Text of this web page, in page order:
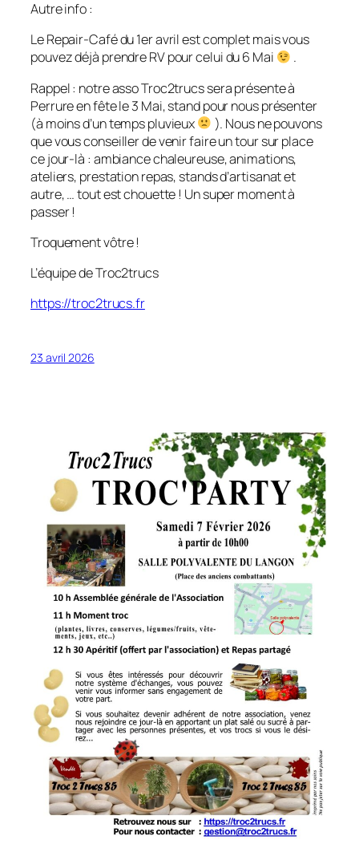
Autre info :
Le Repair-Café du 1er avril est complet mais vous
pouvez déjà prendre RV pour celui du 6 Mai
.
Rappel : notre asso Troc2trucs sera présente à
Perrure en fête le 3 Mai, stand pour nous présenter
(à moins d’un temps pluvieux
). Nous ne pouvons
que vous conseiller de venir faire un tour sur place
ce jour-là : ambiance chaleureuse, animations,
ateliers, prestation repas, stands d’artisanat et
autre, … tout est chouette ! Un super moment à
passer !
Troquement vôtre !
L’équipe de Troc2trucs
https://troc2trucs.fr
23 avril 2026